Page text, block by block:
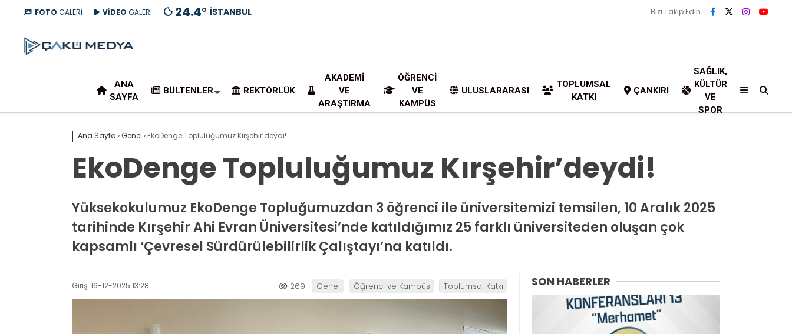
FOTO GALERİ VİDEO GALERİ 24.4° İSTANBUL Bizi Takip Edin
ANA
SAYFA
BÜLTENLER REKTÖRLÜK
AKADEMI
VE
ARAŞTIRMA
ÖĞRENCI
VE
KAMPÜS
ULUSLARARASI
TOPLUMSAL
KATKI
ÇANKIRI
SAĞLIK,
KÜLTÜR
VE
SPOR
Ana Sayfa ›Genel › EkoDenge Topluluğumuz Kırşehir’deydi!
EkoDenge Topluluğumuz Kırşehir’deydi!
Yüksekokulumuz EkoDenge Topluğumuzdan 3 öğrenci ile üniversitemizi temsilen, 10 Aralık 2025
tarihinde Kırşehir Ahi Evran Üniversitesi’nde katıldığımız 25 farklı üniversiteden oluşan çok
kapsamlı ‘Çevresel Sürdürülebilirlik Çalıştayı’na katıldı.
Giriş: 16-12-2025 13:28 269 Genel Öğrenci ve Kampüs Toplumsal Katkı SON HABERLER